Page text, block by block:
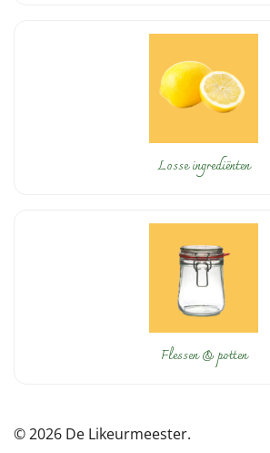
Losse ingrediënten
Flessen & potten
© 2026 De Likeurmeester.